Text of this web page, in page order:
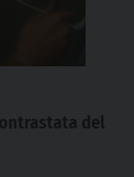
del